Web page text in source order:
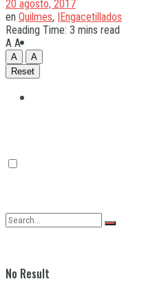
No Result
20 agosto, 2017
en Quilmes, |Engacetillados
Reading Time: 3 mins read
A A
A
A
Reset